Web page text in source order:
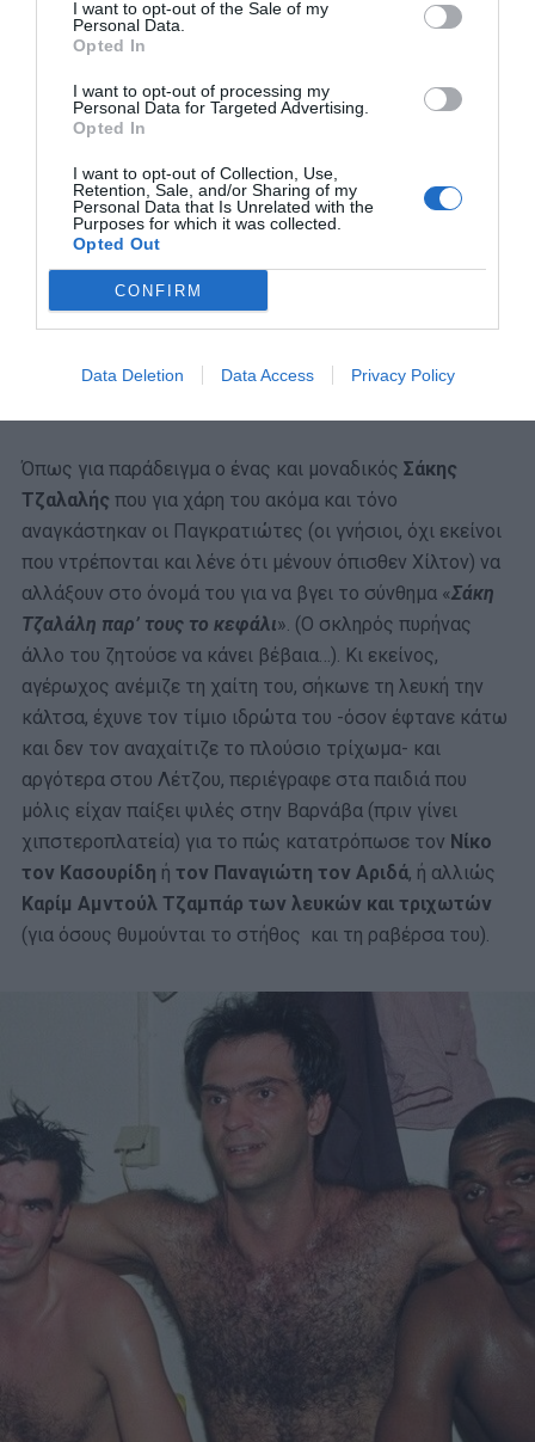
I want to opt-out of the Sale of my
Personal Data.
Opted In
I want to opt-out of processing my
Personal Data for Targeted Advertising.
Opted In
I want to opt-out of Collection, Use,
Retention, Sale, and/or Sharing of my
Personal Data that Is Unrelated with the
Purposes for which it was collected.
Opted Out
CONFIRM
Data Deletion Data Access Privacy Policy
Όπως για παράδειγμα ο ένας και μοναδικός Σάκης
Τζαλαλής που για χάρη του ακόμα και τόνο
αναγκάστηκαν οι Παγκρατιώτες (οι γνήσιοι, όχι εκείνοι
που ντρέπονται και λένε ότι μένουν όπισθεν Χίλτον) να
αλλάξουν στο όνομά του για να βγει το σύνθημα «Σάκη
Τζαλάλη παρ’ τους το κεφάλι». (Ο σκληρός πυρήνας
άλλο του ζητούσε να κάνει βέβαια…). Κι εκείνος,
αγέρωχος ανέμιζε τη χαίτη του, σήκωνε τη λευκή την
κάλτσα, έχυνε τον τίμιο ιδρώτα του -όσον έφτανε κάτω
και δεν τον αναχαίτιζε το πλούσιο τρίχωμα- και
αργότερα στου Λέτζου, περιέγραφε στα παιδιά που
μόλις είχαν παίξει ψιλές στην Βαρνάβα (πριν γίνει
χιπστεροπλατεία) για το πώς κατατρόπωσε τον Νίκο
τον Κασουρίδη ή τον Παναγιώτη τον Αριδά, ή αλλιώς
Καρίμ Αμντούλ Τζαμπάρ των λευκών και τριχωτών
(για όσους θυμούνται το στήθος και τη ραβέρσα του).